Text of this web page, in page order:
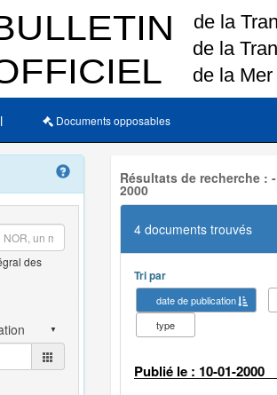
Documents opposables
des
Résultats de recherche :
2000
4 documents trouvés
Tri par
date de publication
type
Publié le : 10-01-2000